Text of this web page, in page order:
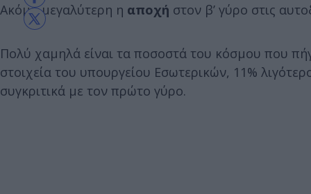
Ακόμη μεγαλύτερη η αποχή στον β’ γύρο στις
Πολύ χαμηλά είναι τα ποσοστά του κόσμου που
στοιχεία του υπουργείου Εσωτερικών, 11%
συγκριτικά με τον πρώτο γύρο.